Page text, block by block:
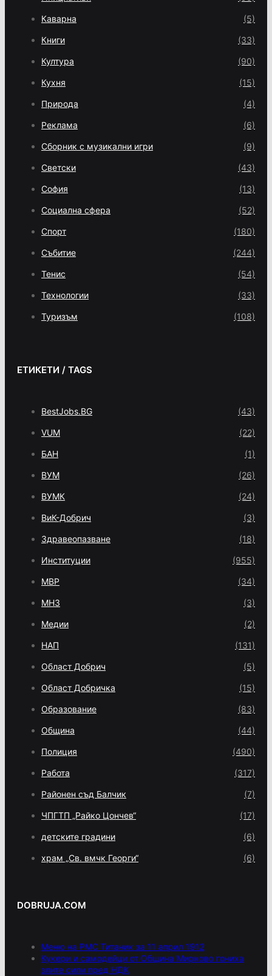
Каварна (5)
Книги (33)
Култура (90)
Кухня (15)
Природа (4)
Реклама (6)
Сборник с музикални игри (9)
Светски (43)
София (13)
Социална сфера (52)
Спорт (180)
Събитие (244)
Тенис (54)
Технологии (33)
Туризъм (108)
ЕТИКЕТИ / TAGS
BestJobs.BG (43)
VUM (22)
БАН (1)
ВУМ (26)
ВУМК (24)
ВиК-Добрич (3)
Здравеопазване (18)
Институции (955)
МВР (34)
МНЗ (3)
Медии (2)
НАП (131)
Област Добрич (5)
Област Добричка (15)
Образование (83)
Община (44)
Полиция (490)
Работа (317)
Районен съд Балчик (7)
ЧПГТП „Райко Цончев“ (17)
детските градини (6)
храм „Св. вмчк Георги“ (6)
DOBRUJA.COM
Меню на РМС Титаник за 11 април 1912
Кукери и самодейци от Община Мирково гониха
злите сили пред НДК